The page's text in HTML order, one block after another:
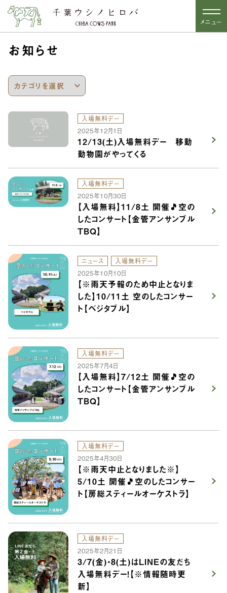
メニュー
お知らせ
入場無料デー
2025年12月1日
12/13(土)入場無料デー 移動
動物園がやってくる
入場無料デー
2025年10月30日
【入場無料】11/8土 開催🎵空の
したコンサート【金管アンサンブル
TBQ】
ニュース
入場無料デー
2025年10月10日
【※雨天予報のため中止となりま
した】10/11土 空のしたコンサー
ト【ベジタブル】
入場無料デー
2025年7月4日
【入場無料】7/12土 開催🎵空の
したコンサート【金管アンサンブル
TBQ】
入場無料デー
2025年4月30日
【※雨天中止となりました※】
5/10土 開催🎵空のしたコンサー
ト【房総スティールオーケストラ】
入場無料デー
2025年2月21日
3/7(金)・8(土)はLINEの友だち
入場無料デー！【※情報随時更
新】